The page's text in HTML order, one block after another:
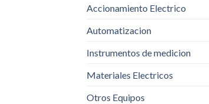
Accionamiento Electrico
Automatizacion
Instrumentos de medicion
Materiales Electricos
Otros Equipos